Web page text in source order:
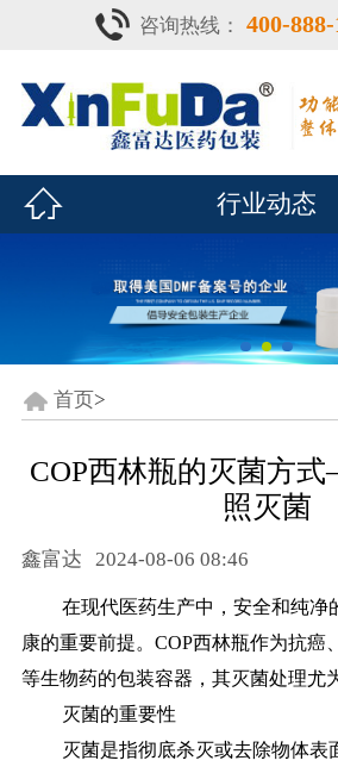
咨询热线： 400-
 行业动态
首页>
COP西林瓶的灭菌方
照灭菌
鑫富达 2024-08-06 08:46
在现代医药生产中，安全和纯净
康的重要前提。COP西林瓶作为抗癌
等生物药的包装容器，其灭菌处理尤
灭菌的重要性
灭菌是指彻底杀灭或去除物体表